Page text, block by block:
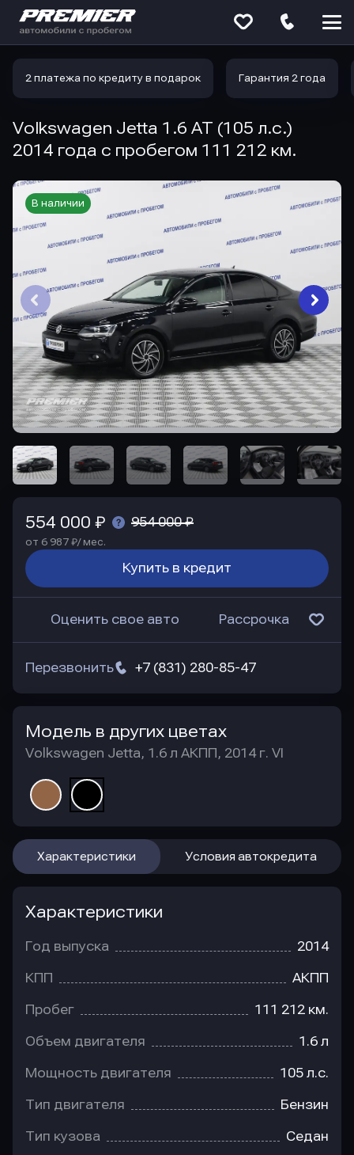
2 платежа по кредиту в подарок Гарантия 2 года
Volkswagen Jetta 1.6 AT (105 л.с.)
2014 года с пробегом 111 212 км.
В наличии
554 000 ₽ 954 000 ₽
от 6 987 ₽/ мес.
Купить в кредит
Оценить свое авто Рассрочка
+7 (831) 280-85-47
Перезвонить
Модель в других цветах
Volkswagen Jetta, 1.6 л АКПП, 2014 г. VI
Характеристики Условия автокредита
Характеристики
Год выпуска 2014
КПП АКПП
Пробег 111 212 км.
Объем двигателя 1.6 л
Мощность двигателя 105 л.с.
Тип двигателя Бензин
Тип кузова Седан